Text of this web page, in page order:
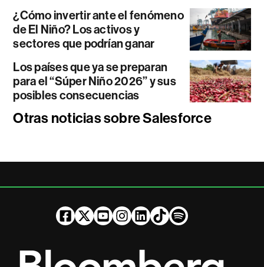
¿Cómo invertir ante el fenómeno
de El Niño? Los activos y
sectores que podrían ganar
Los países que ya se preparan
para el “Súper Niño 2026” y sus
posibles consecuencias
Otras noticias sobre Salesforce